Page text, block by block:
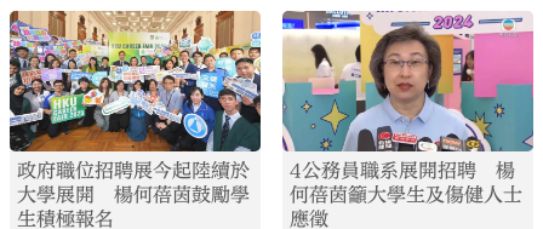
政府職位招聘展今起陸續於
大學展開 楊何蓓茵鼓勵學
生積極報名
4公務員職系展開招聘 楊
何蓓茵籲大學生及傷健人士
應徵